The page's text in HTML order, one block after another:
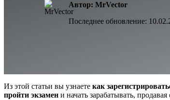
Автор: MrVector
Последнее обновление:
Из этой статьи вы узнаете как
пройти экзамен и начать зарабатывать,